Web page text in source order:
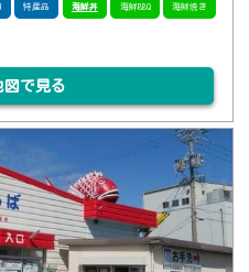
特産品 海鮮丼 海鮮BBQ 海鮮焼き
図で見る